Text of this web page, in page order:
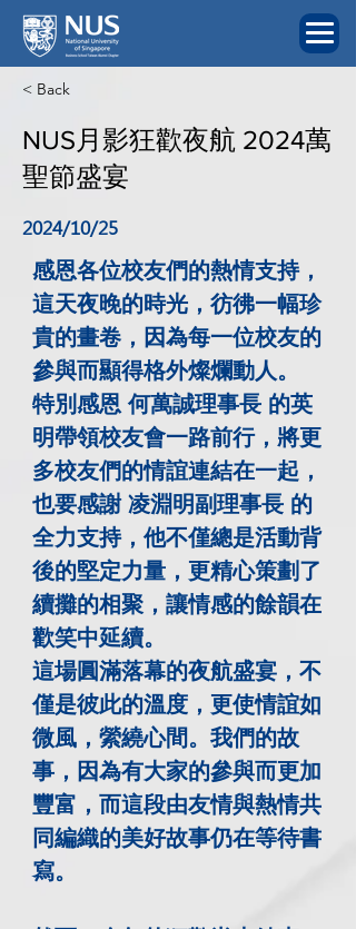
< Back
NUS月影狂歡夜航 2024萬
聖節盛宴
2024/10/25
感恩各位校友們的熱情支持，
這天夜晚的時光，彷彿一幅珍
貴的畫卷，因為每一位校友的
參與而顯得格外燦爛動人。
特別感恩 何萬誠理事長 的英
明帶領校友會一路前行，將更
多校友們的情誼連結在一起，
也要感謝 凌淵明副理事長 的
全力支持，他不僅總是活動背
後的堅定力量，更精心策劃了
續攤的相聚，讓情感的餘韻在
歡笑中延續。
這場圓滿落幕的夜航盛宴，不
僅是彼此的溫度，更使情誼如
微風，縈繞心間。我們的故
事，因為有大家的參與而更加
豐富，而這段由友情與熱情共
同編織的美好故事仍在等待書
寫。